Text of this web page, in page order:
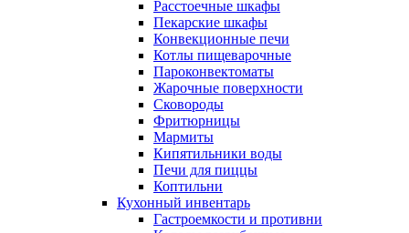
Расстоечные шкафы
Пекарские шкафы
Конвекционные печи
Котлы пищеварочные
Пароконвектоматы
Жарочные поверхности
Сковороды
Фритюрницы
Мармиты
Кипятильники воды
Печи для пиццы
Коптильни
Кухонный инвентарь
Гастроемкости и противни